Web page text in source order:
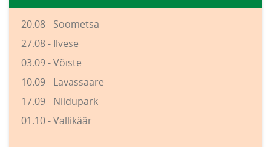
20.08 - Soometsa
27.08 - Ilvese
03.09 - Võiste
10.09 - Lavassaare
17.09 - Niidupark
01.10 - Vallikäär